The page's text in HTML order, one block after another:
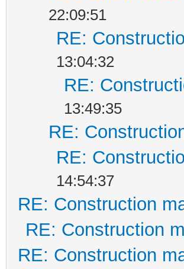
22:09:51
RE:
13:04:32
RE:
13:49:35
RE:
RE:
14:54:37
RE: Construction
RE: Construction
RE: Construction